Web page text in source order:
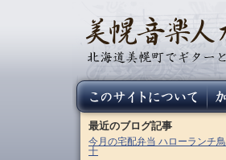
最近のブログ記事
今月の宅配弁当 ハローランチ鳥
十